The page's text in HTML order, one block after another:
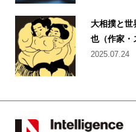
大相撲と世
也（作家・
2025.07.24